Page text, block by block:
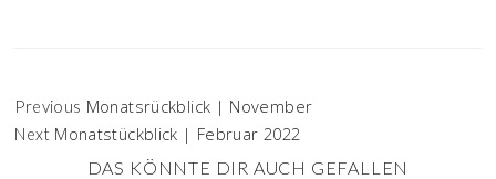
Previous Monatsrückblick | November
Next Monatstückblick | Februar 2022
DAS KÖNNTE DIR AUCH GEFALLEN